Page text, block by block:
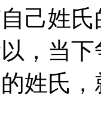
己姓
，当
姓氏